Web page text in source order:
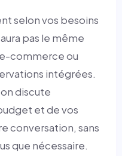
selon vos besoins
pas le même
commerce ou
intégrées.
discute
et de vos
conversation, sans
que nécessaire.